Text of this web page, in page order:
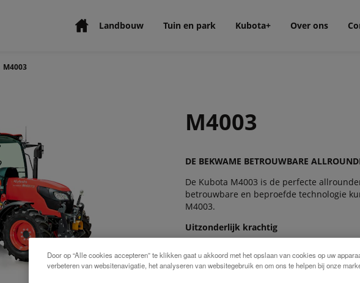
Landbouw Tuin en park Kubota+ Over ons
M4003
M4003
DE BEKWAME BETROUWBARE
De Kubota M4003 is de perfecte
betrouwbare en beproefde technologie
M4003.
Uitzonderlijk krachtig
Soepel schakelen
Door op “Alle cookies accepteren” te klikken gaat u akkoord met het opslaan van cookies op uw
verbeteren van websitenavigatie, het analyseren van websitegebruik en om ons te helpen bij onze